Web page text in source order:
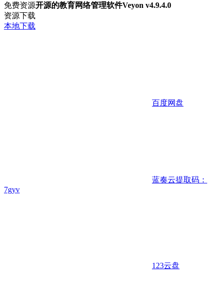
免费资源开源的教育网络管理软件Veyon v4.9.4.0
资源下载
本地下载
百度网盘
蓝奏云提取码：
7gyv
123云盘